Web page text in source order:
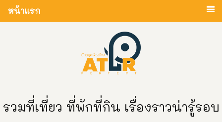
หน้าแรก
รวมที่เที่ยว ที่พักที่กิน เรื่องราวน่ารู้รอบ